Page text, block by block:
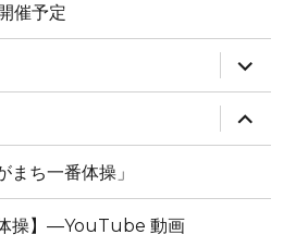
催予定
ブ
メ
ニ
ュ
ー
開
ブ
メ
ー
ち一番体操」
体操】―YouTube 動画